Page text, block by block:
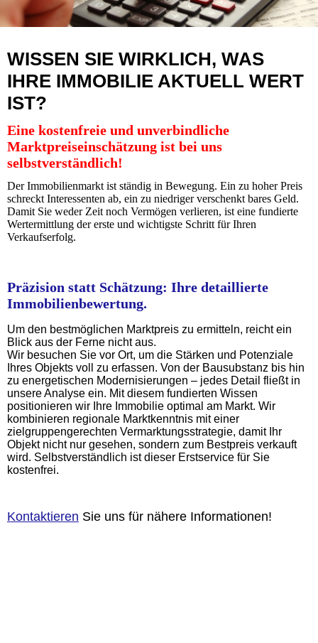
WISSEN SIE WIRKLICH, WAS
IHRE IMMOBILIE AKTUELL WERT
IST?
Eine kostenfreie und unverbindliche
Marktpreiseinschätzung ist bei uns
selbstverständlich!
Der Immobilienmarkt ist ständig in Bewegung. Ein zu hoher Preis
schreckt Interessenten ab, ein zu niedriger verschenkt bares Geld.
Damit Sie weder Zeit noch Vermögen verlieren, ist eine fundierte
Wertermittlung der erste und wichtigste Schritt für Ihren
Verkaufserfolg.
Präzision statt Schätzung: Ihre detaillierte
Immobilienbewertung.
Um den bestmöglichen Marktpreis zu ermitteln, reicht ein
Blick aus der Ferne nicht aus.
Wir besuchen Sie vor Ort, um die Stärken und Potenziale
Ihres Objekts voll zu erfassen. Von der Bausubstanz bis hin
zu energetischen Modernisierungen – jedes Detail fließt in
unsere Analyse ein. Mit diesem fundierten Wissen
positionieren wir Ihre Immobilie optimal am Markt. Wir
kombinieren regionale Marktkenntnis mit einer
zielgruppengerechten Vermarktungsstrategie, damit Ihr
Objekt nicht nur gesehen, sondern zum Bestpreis verkauft
wird. Selbstverständlich ist dieser Erstservice für Sie
kostenfrei.
Kontaktieren Sie uns für nähere Informationen!